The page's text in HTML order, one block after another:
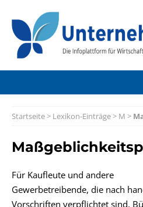
Startseite> Lexikon-Einträge> M >
Für Kaufleute und andere
Gewerbetreibende, die nach
Vorschriften verpflichtet sind,